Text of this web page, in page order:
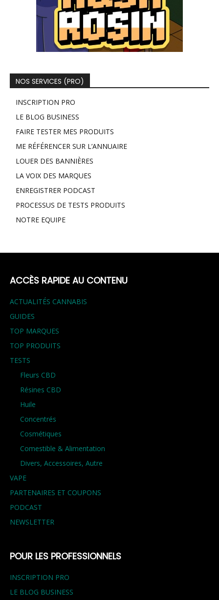
NOS SERVICES (PRO)
INSCRIPTION PRO
LE BLOG BUSINESS
FAIRE TESTER MES PRODUITS
ME RÉFÉRENCER SUR L’ANNUAIRE
LOUER DES BANNIÈRES
LA VOIX DES MARQUES
ENREGISTRER PODCAST
PROCESSUS DE TESTS PRODUITS
NOTRE EQUIPE
ACCÈS RAPIDE AU CONTENU
ACTUALITÉS CANNABIS
GUIDES
TOP MARQUES
TOP PRODUITS
TESTS
Fleurs CBD
Résines CBD
Huile
Concentrés
Cosmétiques
Comestible & Alimentation
Divers, Accessoires, Autre
VAPE
PARTENAIRES ET COUPONS
PODCAST
NEWSLETTER
POUR LES PROFESSIONNELS
INSCRIPTION PRO
LE BLOG BUSINESS